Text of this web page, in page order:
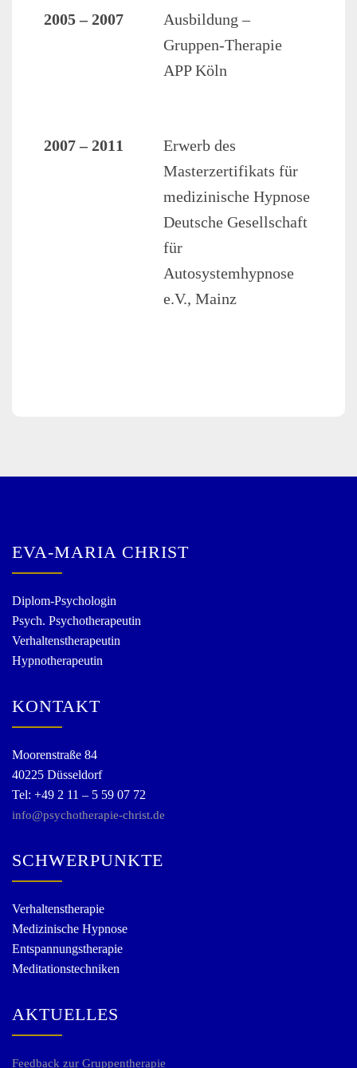
2005 – 2007
Ausbildung –
Gruppen-Therapie
APP Köln
2007 – 2011
Erwerb des
Masterzertifikats für
medizinische Hypnose
Deutsche Gesellschaft
für
Autosystemhypnose
e.V., Mainz
EVA-MARIA CHRIST
Diplom-Psychologin
Psych. Psychotherapeutin
Verhaltenstherapeutin
Hypnotherapeutin
KONTAKT
Moorenstraße 84
40225 Düsseldorf
Tel: +49 2 11 – 5 59 07 72
info@psychotherapie-christ.de
SCHWERPUNKTE
Verhaltenstherapie
Medizinische Hypnose
Entspannungstherapie
Meditationstechniken
AKTUELLES
Feedback zur Gruppentherapie